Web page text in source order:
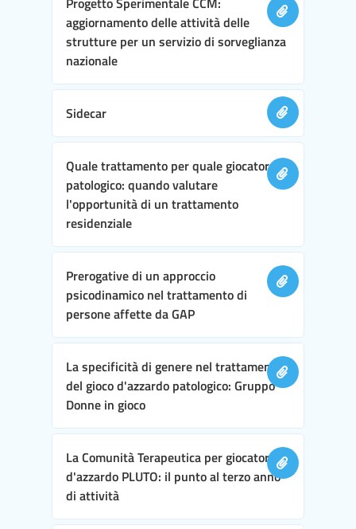
aggiornamento delle attività delle
strutture per un servizio di sorveglianza
nazionale
Sidecar
Quale trattamento per quale giocatore
patologico: quando valutare
l'opportunità di un trattamento
residenziale
Prerogative di un approccio
psicodinamico nel trattamento di
persone affette da GAP
La specificità di genere nel trattamento
del gioco d'azzardo patologico: Gruppo
Donne in gioco
La Comunità Terapeutica per giocatori
d'azzardo PLUTO: il punto al terzo anno
di attività